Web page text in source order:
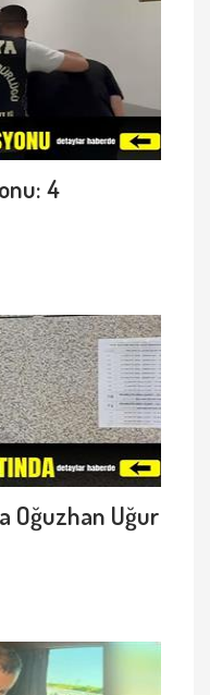
4
Oğuzhan Uğur